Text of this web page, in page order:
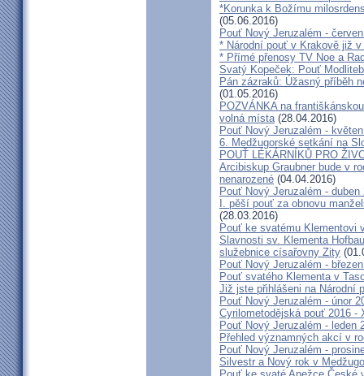
*Korunka k Božímu
(05.06.2016)
Pouť Nový Jeruzalém -
* Národní pouť v Krakově již
* Přímé přenosy TV Noe a
Svatý Kopeček: Pouť
Pán zázraků: Úžasný příběh
(01.05.2016)
POZVÁNKA na
volná místa(28.04.2016)
Pouť Nový Jeruzalém -
6. Medžugorské setkání na
POUŤ LÉKÁRNÍKŮ PRO
Arcibiskup Graubner bude v
nenarozené (04.04.2016)
Pouť Nový Jeruzalém - duben
I. pěší pouť za obnovu
(28.03.2016)
Pouť ke svatému Klementovi
Slavnosti sv. Klementa
služebnice císařovny Zity
Pouť Nový Jeruzalém -
Pouť svatého Klementa v
Již jste přihlášeni na Národní
Pouť Nový Jeruzalém - únor
Cyrilometodějská pouť 2016 -
Pouť Nový Jeruzalém - leden
Přehled významných akcí v
Pouť Nový Jeruzalém -
Silvestr a Nový rok v